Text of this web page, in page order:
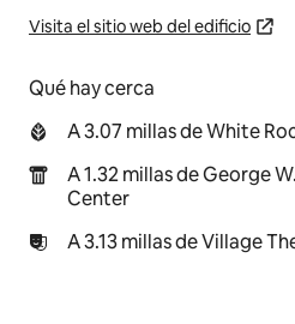
Visita el sitio web del edificio
Qué hay cerca
A 3.07 millas de White
A 1.32 millas de George
Center
A 3.13 millas de Village